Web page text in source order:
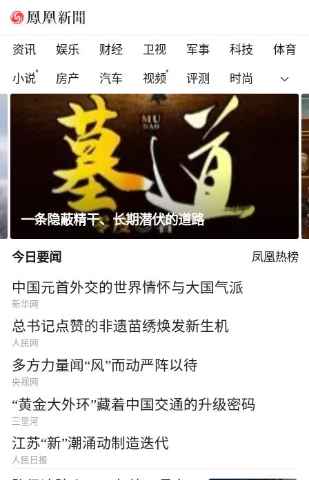
资讯 娱乐 财经 卫视 军事 科技
体育
小说
房产 汽车 视频 评测 时尚
科索沃总理遭反对派议员扔鸡蛋，直播被紧急
切断
今日要闻 凤凰热榜
中国元首外交的世界情怀与大国气派
新华网
总书记点赞的非遗苗绣焕发新生机
人民网
多方力量闻“风”而动严阵以待
央视网
“黄金大外环”藏着中国交通的升级密码
三里河
江苏“新”潮涌动制造迭代
人民日报